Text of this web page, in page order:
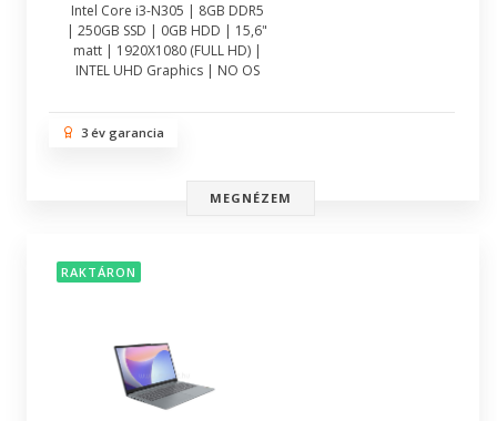
Intel Core i3-N305 | 8GB DDR5
| 250GB SSD | 0GB HDD | 15,6"
matt | 1920X1080 (FULL HD) |
INTEL UHD Graphics | NO OS
3 év garancia
MEGNÉZEM
RAKTÁRON